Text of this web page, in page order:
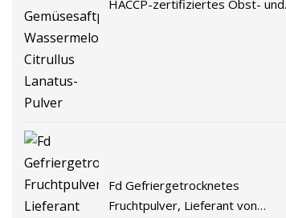
HACCP-zertifiziertes Obst- und
Fd Gefriergetrocknetes
Fruchtpulver, Lieferant von